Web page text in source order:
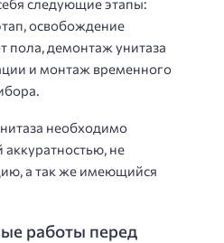
следующие этапы:
освобождение
пола, демонтаж унитаза
и монтаж временного
необходимо
аккуратностью, не
а так же имеющийся
работы перед